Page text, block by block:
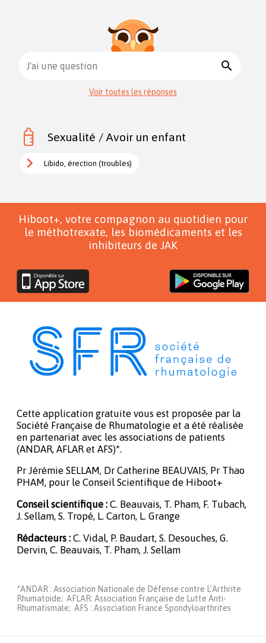
J'ai une question search
Voir toutes les réponses
Sexualité / Avoir un enfant
Libido, érection (troubles)
Hiboot+, votre compagnon au quotidien pour
le méthotrexate, les biomédicaments et les
inhibiteurs de JAK
Cette application gratuite vous est proposée par la
Société Française de Rhumatologie et a été réalisée
en partenariat avec les associations de patients
(ANDAR, AFLAR et AFS)*.
Pr Jérémie SELLAM, Dr Catherine BEAUVAIS, Pr Thao
PHAM, pour le Conseil Scientifique de Hiboot+
Conseil scientifique : C. Beauvais, T. Pham, F. Tubach,
J. Sellam, S. Tropé, L. Carton, L. Grange
Rédacteurs : C. Vidal, P. Baudart, S. Desouches, G.
Dervin, C. Beauvais, T. Pham, J. Sellam
*ANDAR : Association Nationale de Défense contre L'Arthrite
Rhumatoide; AFLAR: Association Française de Lutte Anti-
Rhumatismale; AFS : Association France Spondyloarthrites